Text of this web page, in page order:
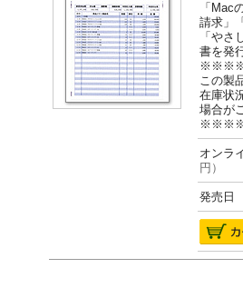
「Mac
請求」
「や
書を発
この製
在庫状
場合が
オン
円）
発売日